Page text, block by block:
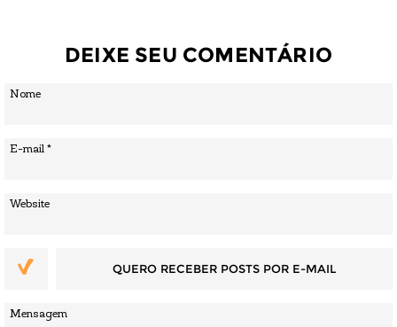
DEIXE SEU COMENTÁRIO
QUERO RECEBER POSTS POR E-MAIL